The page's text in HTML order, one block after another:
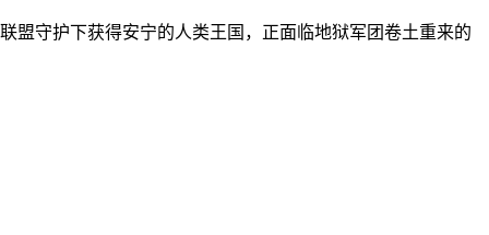
盟守护下获得安宁的人类王国，正面临地狱军团卷土重来的